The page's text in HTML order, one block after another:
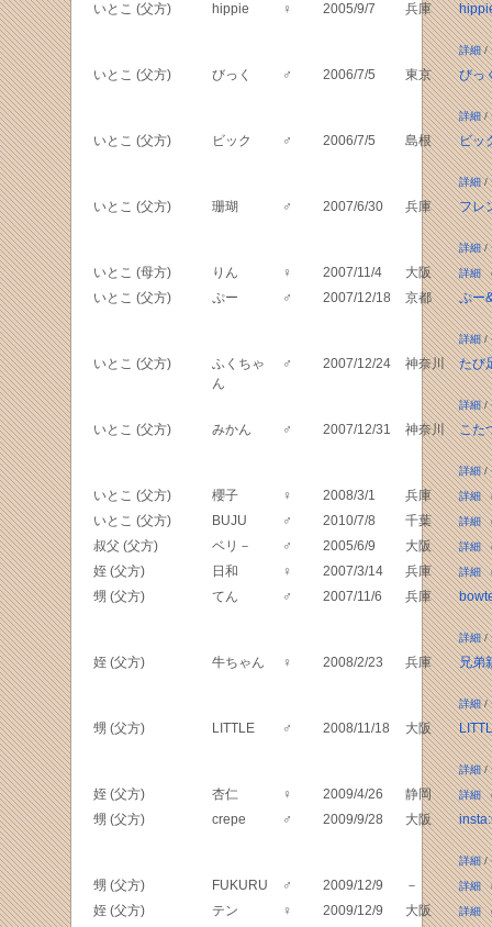
いとこ (父方) hippie ♀ 2005/9/7 兵庫
詳細/
いとこ (父方) びっく ♂ 2006/7/5 東京 びっ
詳細/
いとこ (父方) ビック ♂ 2006/7/5 島根 ビッ
詳細/
いとこ (父方) 珊瑚 ♂ 2007/6/30 兵庫 フレ
詳細/
いとこ (母方) りん ♀ 2007/11/4 大阪 詳細
いとこ (父方) ぷー ♂ 2007/12/18 京都 ぷー
詳細/
いとこ (父方)
ふくちゃ
ん
♂ 2007/12/24 神奈川 たび
詳細/
いとこ (父方) みかん ♂ 2007/12/31 神奈川 こた
詳細/
いとこ (父方) 櫻子 ♀ 2008/3/1 兵庫 詳細
いとこ (父方) BUJU ♂ 2010/7/8 千葉 詳細
叔父 (父方) ベリ－ ♂ 2005/6/9 大阪 詳細
姪 (父方) 日和 ♀ 2007/3/14 兵庫 詳細
甥 (父方) てん ♂ 2007/11/6 兵庫
詳細/
姪 (父方) 牛ちゃん ♀ 2008/2/23 兵庫 兄弟
詳細/
甥 (父方) LITTLE ♂ 2008/11/18 大阪
詳細/
姪 (父方) 杏仁 ♀ 2009/4/26 静岡 詳細
甥 (父方) crepe ♂ 2009/9/28 大阪
詳細/
甥 (父方) FUKURU ♂ 2009/12/9 － 詳細
姪 (父方) テン ♀ 2009/12/9 大阪 詳細